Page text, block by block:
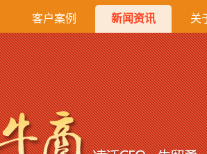
客户案例 新闻资讯
什么是400
申请400
办理400
关